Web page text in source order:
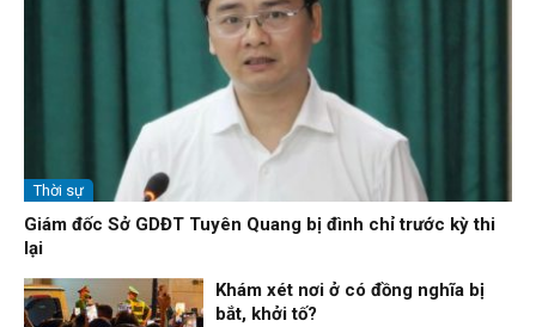
Thời sự
Giám đốc Sở GDĐT Tuyên Quang bị đình chỉ trước kỳ thi
lại
Khám xét nơi ở có đồng nghĩa bị
bắt, khởi tố?